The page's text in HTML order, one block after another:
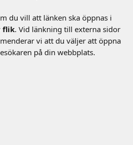
du vill att länken ska öppnas i
flik. Vid länkning till externa sidor
vi att du väljer att öppna
på din webbplats.